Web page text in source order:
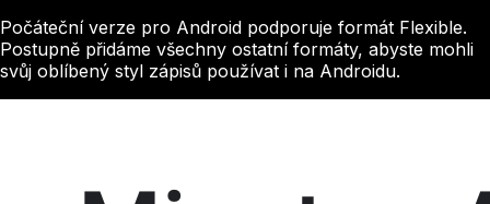
Počáteční verze pro Android podporuje formát Flexible.
Postupně přidáme všechny ostatní formáty, abyste mohli
svůj oblíbený styl zápisů používat i na Androidu.